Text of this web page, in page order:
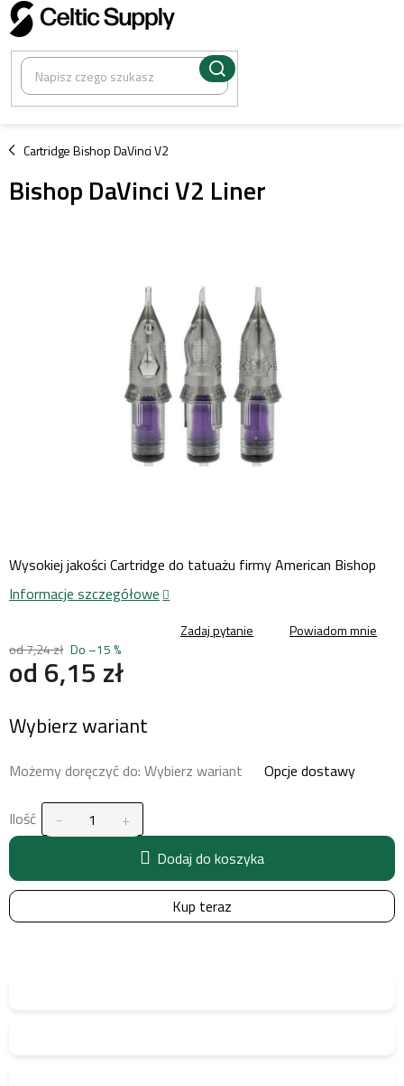
Przejść
do
treści
Cartridge Bishop DaVinci V2
/
Bishop DaVinci V2 Liner
od 7,24 zł Do –15 %
od 6,15 zł
jednostkowa:
Wybierz wariant
Możemy doręczyć do: Wybierz wariant Opcje dostawy
Ilość
Dodaj do koszyka
Kup teraz
Wysokiej jakości Cartridge do tatuażu firmy American Bishop
Informacje szczegółowe
Zadaj pytanie Powiadom mnie